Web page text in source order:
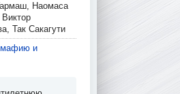
Наомаса
Так Сакагути
мафию и